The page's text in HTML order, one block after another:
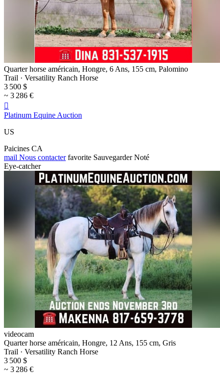
Quarter horse américain, Hongre, 6 Ans, 155 cm, Palomino
Trail · Versatility Ranch Horse
3 500 $
~ 3 286 €

Platinum Equine Auction
US
Paicines CA
mail Nous contacter favorite Sauvegarder Noté
Eye-catcher
videocam
Quarter horse américain, Hongre, 12 Ans, 155 cm, Gris
Trail · Versatility Ranch Horse
3 500 $
~ 3 286 €